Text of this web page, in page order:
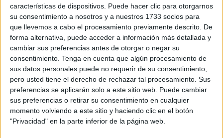
características de dispositivos. Puede hacer clic para otorgarnos
su consentimiento a nosotros y a nuestros 1733 socios para
que llevemos a cabo el procesamiento previamente descrito. De
forma alternativa, puede acceder a información más detallada y
cambiar sus preferencias antes de otorgar o negar su
consentimiento. Tenga en cuenta que algún procesamiento de
sus datos personales puede no requerir de su consentimiento,
pero usted tiene el derecho de rechazar tal procesamiento. Sus
preferencias se aplicarán solo a este sitio web. Puede cambiar
sus preferencias o retirar su consentimiento en cualquier
momento volviendo a este sitio y haciendo clic en el botón
"Privacidad" en la parte inferior de la página web.